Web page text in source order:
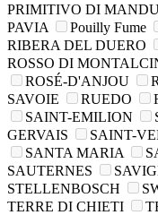
PRIMITIVO DI
PAVIA
Pouilly Fume
RIBERA DEL DUERO
ROSSO DI
ROSÉ-D'ANJOU
SAVOIE
RUEDO
SAINT-EMILION
GERVAIS
SAINT-
SANTA MARIA
SAUTERNES
STELLENBOSCH
TERRE DI CHIETI